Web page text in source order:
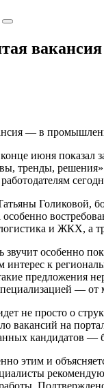
июня показал
тренды,
работодателям
Голиковой,
логистика и ЖКХ, а
звучит особенно
к
предложения
— от
не просто о
вакансий на
кандидатов —
этим и